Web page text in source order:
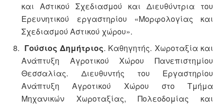
και Αστικού Σχεδιασμού και Διευθύντρια του
Ερευνητικού εργαστηρίου «Μορφολογίας και
Σχεδιασμού Αστικού χώρου».
Γούσιος Δημήτριος. Καθηγητής. Χωροταξία και
Ανάπτυξη Αγροτικού Χώρου Πανεπιστημίου
Θεσσαλίας. Διευθυντής του Εργαστηρίου
Ανάπτυξη Αγροτικού Χώρου στο Τμήμα
Μηχανικών Χωροταξίας, Πολεοδομίας και